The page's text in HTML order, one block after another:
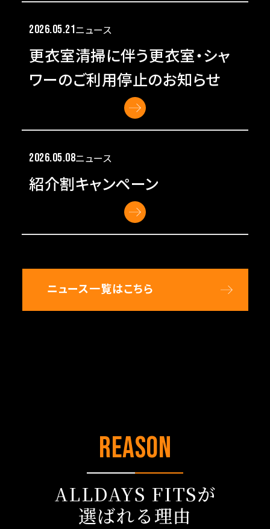
2026.05.21ニュース
更衣室清掃に伴う更衣室・シャ
ワーのご利用停止のお知らせ
2026.05.08ニュース
紹介割キャンペーン
ニュース一覧はこちら
REASON
ALLDAYS FITSが
選ばれる理由